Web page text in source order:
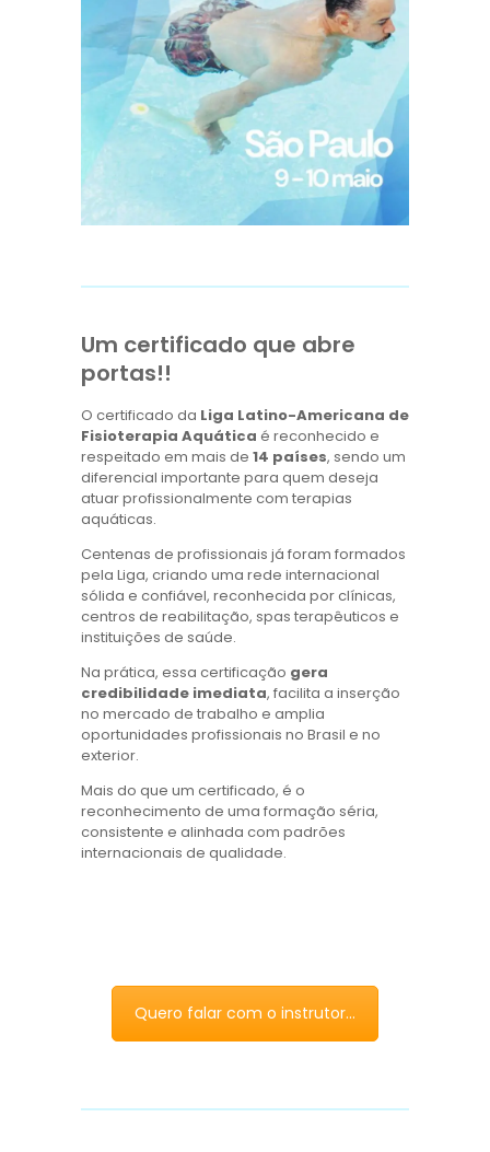
Um certificado que abre
portas!!
O certificado da Liga Latino-Americana de
Fisioterapia Aquática é reconhecido e
respeitado em mais de 14 países, sendo um
diferencial importante para quem deseja
atuar profissionalmente com terapias
aquáticas.
Centenas de profissionais já foram formados
pela Liga, criando uma rede internacional
sólida e confiável, reconhecida por clínicas,
centros de reabilitação, spas terapêuticos e
instituições de saúde.
Na prática, essa certificação gera
credibilidade imediata, facilita a inserção
no mercado de trabalho e amplia
oportunidades profissionais no Brasil e no
exterior.
Mais do que um certificado, é o
reconhecimento de uma formação séria,
consistente e alinhada com padrões
internacionais de qualidade.
Quero falar com o instrutor...